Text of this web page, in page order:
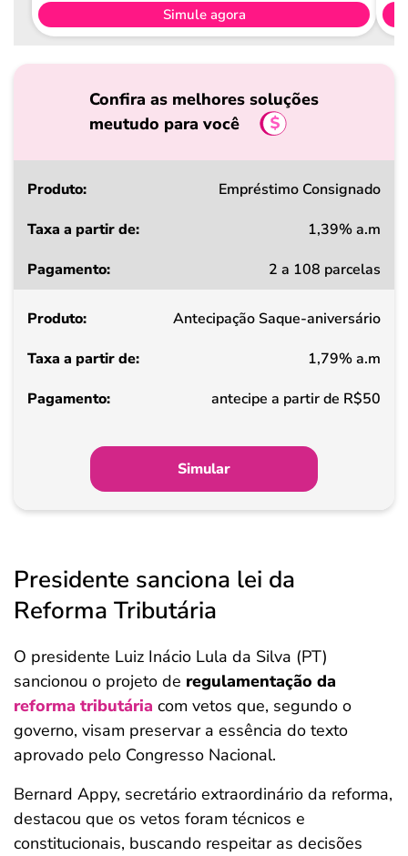
Simule agora
Confira as melhores soluções
meutudo para você
Produto
a
de
Pagamento
Empréstimo Consignado
1,39% a.m
2 a 108 parcelas
Antecipação Saque-aniversário
1,79% a.m
antecipe a partir de R$50
Simular
Presidente sanciona lei da
Reforma Tributária
O presidente Luiz Inácio Lula da Silva (PT)
sancionou o projeto de regulamentação da
reforma tributária com vetos que, segundo o
governo, visam preservar a essência do texto
aprovado pelo Congresso Nacional.
Bernard Appy, secretário extraordinário da reforma,
destacou que os vetos foram técnicos e
constitucionais, buscando respeitar as decisões